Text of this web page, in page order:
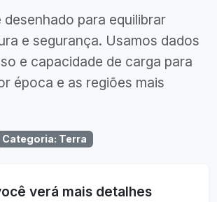
para equilibrar
e segurança. Usamos dados
e capacidade de carga para
época e as regiões mais
Categoria: Terra
verá mais detalhes